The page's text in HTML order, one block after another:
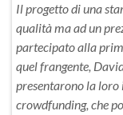
Il progetto di una
qualità ma ad un
partecipato alla
quel frangente,
presentarono la loro
crowdfunding, che